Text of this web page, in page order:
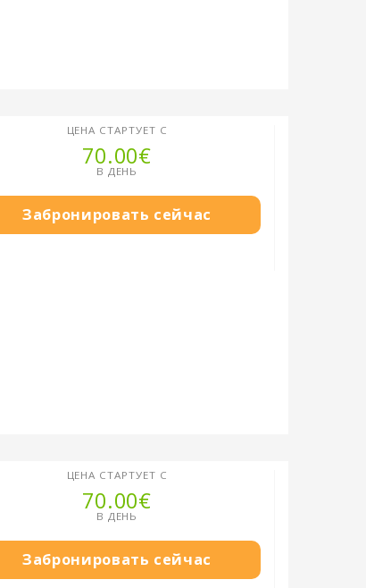
ЦЕНА СТАРТУЕТ С
70.00€
В ДЕНЬ
Забронировать сейчас
ЦЕНА СТАРТУЕТ С
70.00€
В ДЕНЬ
Забронировать сейчас